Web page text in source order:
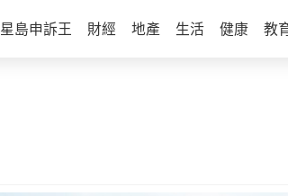
星島申訴王 財經 地產 生活 健康 教